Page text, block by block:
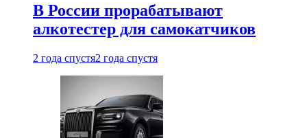
В России прорабатывают
алкотестер для самокатчиков
2 года спустя2 года спустя